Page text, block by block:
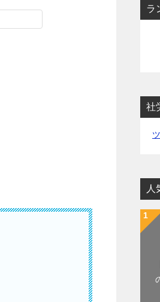
ラ
社
人